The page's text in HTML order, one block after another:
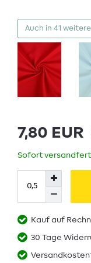
Auch in 41
7,80 EUR
Sofort
Kauf auf
30 Tage